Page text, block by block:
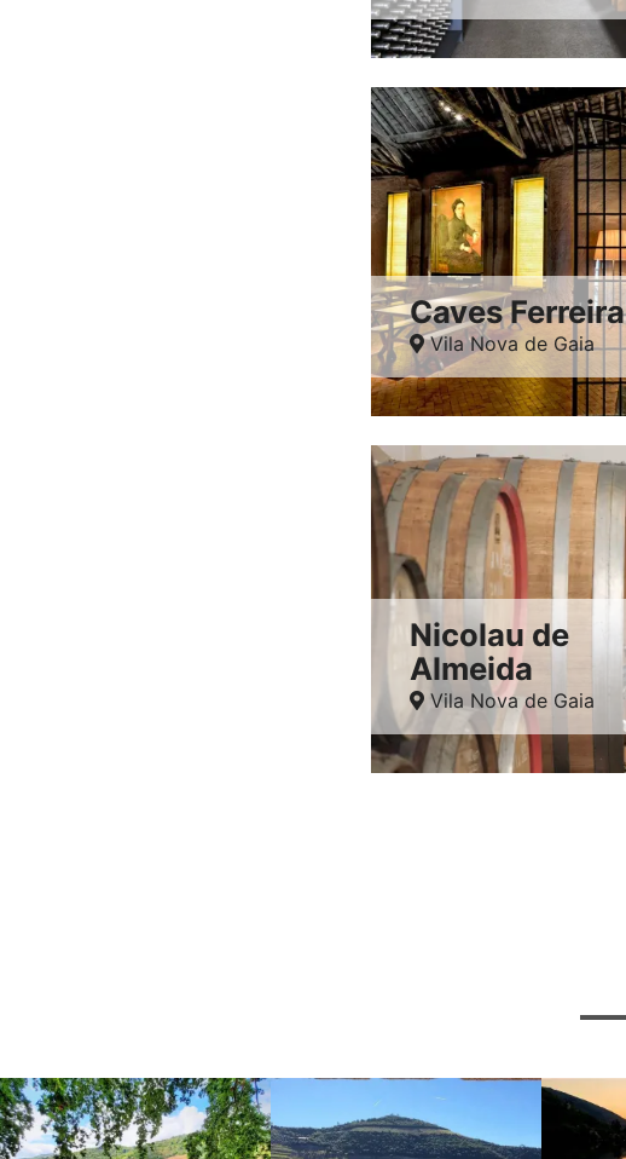
Caves Ferreira
Vila Nova de Gaia
Nicolau de
Almeida
Vila Nova de Gaia